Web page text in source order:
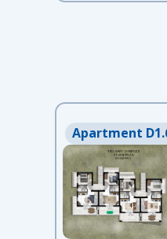
Apartment